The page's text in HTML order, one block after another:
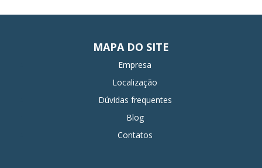
MAPA DO SITE
Empresa
Localização
Dúvidas frequentes
Blog
Contatos